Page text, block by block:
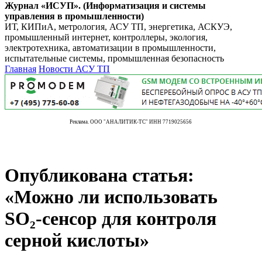
Журнал «ИСУП». (Информатизация и системы
управления в промышленности)
ИТ, КИПиА, метрология, АСУ ТП, энергетика, АСКУЭ,
промышленный интернет, контроллеры, экология,
электротехника, автоматизации в промышленности,
испытательные системы, промышленная безопасность
Главная Новости АСУ ТП
Реклама. ООО "АНАЛИТИК-ТС" ИНН 7719025656
Опубликована статья:
«Можно ли использовать
SO₂-сенсор для контроля
серной кислоты»